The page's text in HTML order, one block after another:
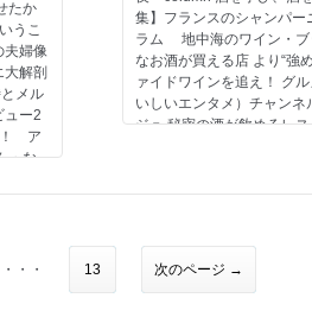
お知らせ インフォメーシ
／アンケートのお願い 隠
大海酒造×男の隠れ家 一番
裏表紙 綴込付録 生演奏の
東京［南青山］
たか
うこ
夫婦像
解剖
メル
ュー2
！ ア
・な
大人
集】フランスのシャンパ
ラム 地中海のワイン・
なお酒が買える店 より“強
ァイドワインを追え！ グ
いしいエンタメ）チャン
ジュ 秘密の酒が飲めるレ
LIMITED EDITION
購読キャンペーンのお知
・・・ 13 次のページ →